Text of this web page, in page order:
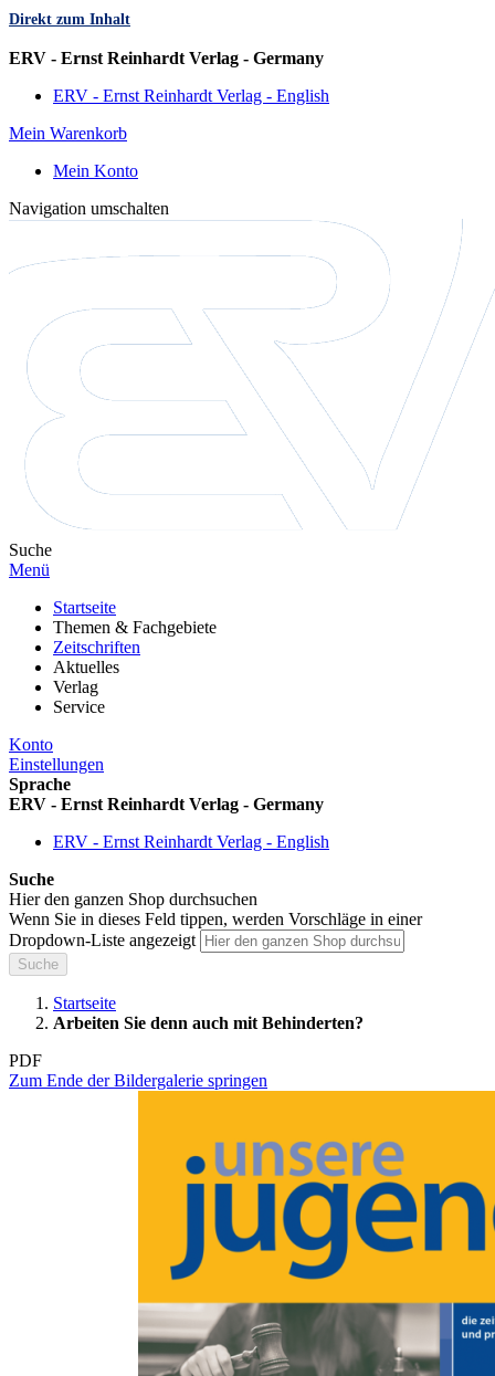
Direkt zum Inhalt
ERV - Ernst Reinhardt Verlag - Germany
ERV - Ernst Reinhardt Verlag - English
Mein Warenkorb
Mein Konto
Navigation umschalten
Suche
Menü
Startseite
Themen & Fachgebiete
Zeitschriften
Aktuelles
Verlag
Service
Konto
Einstellungen
Sprache
ERV - Ernst Reinhardt Verlag - Germany
ERV - Ernst Reinhardt Verlag - English
Suche
Hier den ganzen Shop durchsuchen
Wenn Sie in dieses Feld tippen, werden Vorschläge in einer
Dropdown-Liste angezeigt
Suche
Startseite
Arbeiten Sie denn auch mit Behinderten?
PDF
Zum Ende der Bildergalerie springen